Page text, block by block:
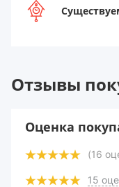
Отзывы
Оценка
(16
15